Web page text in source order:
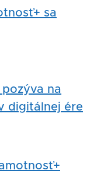
sa
na
digitálnej ére